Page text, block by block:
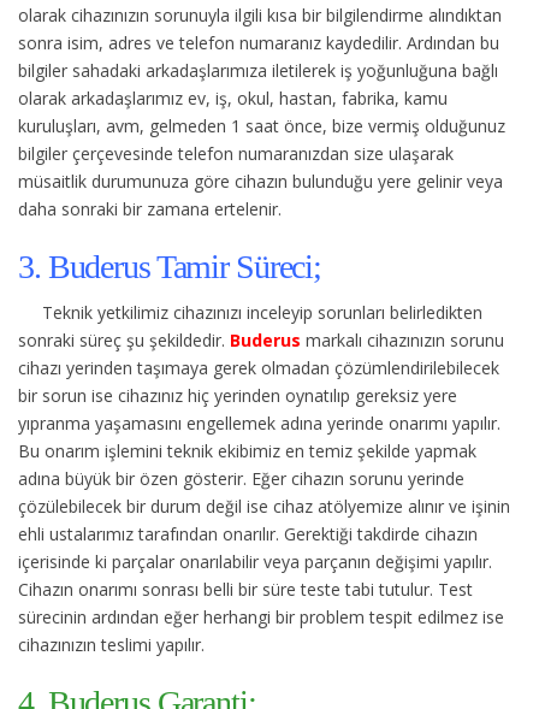
olarak cihazınızın sorunuyla ilgili kısa bir bilgilendirme alındıktan
sonra isim, adres ve telefon numaranız kaydedilir. Ardından bu
bilgiler sahadaki arkadaşlarımıza iletilerek iş yoğunluğuna bağlı
olarak arkadaşlarımız ev, iş, okul, hastan, fabrika, kamu
kuruluşları, avm, gelmeden 1 saat önce, bize vermiş olduğunuz
bilgiler çerçevesinde telefon numaranızdan size ulaşarak
müsaitlik durumunuza göre cihazın bulunduğu yere gelinir veya
daha sonraki bir zamana ertelenir.
3. Buderus Tamir Süreci;
Teknik yetkilimiz cihazınızı inceleyip sorunları belirledikten
sonraki süreç şu şekildedir. Buderus markalı cihazınızın sorunu
cihazı yerinden taşımaya gerek olmadan çözümlendirilebilecek
bir sorun ise cihazınız hiç yerinden oynatılıp gereksiz yere
yıpranma yaşamasını engellemek adına yerinde onarımı yapılır.
Bu onarım işlemini teknik ekibimiz en temiz şekilde yapmak
adına büyük bir özen gösterir. Eğer cihazın sorunu yerinde
çözülebilecek bir durum değil ise cihaz atölyemize alınır ve işinin
ehli ustalarımız tarafından onarılır. Gerektiği takdirde cihazın
içerisinde ki parçalar onarılabilir veya parçanın değişimi yapılır.
Cihazın onarımı sonrası belli bir süre teste tabi tutulur. Test
sürecinin ardından eğer herhangi bir problem tespit edilmez ise
cihazınızın teslimi yapılır.